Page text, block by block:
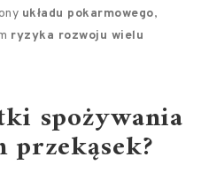
układu pokarmowego,
ryzyka rozwoju wielu
spożywania